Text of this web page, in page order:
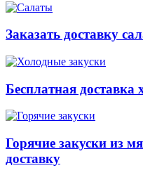
Заказать доставку
Бесплатная доставка
Горячие закуски из
доставку